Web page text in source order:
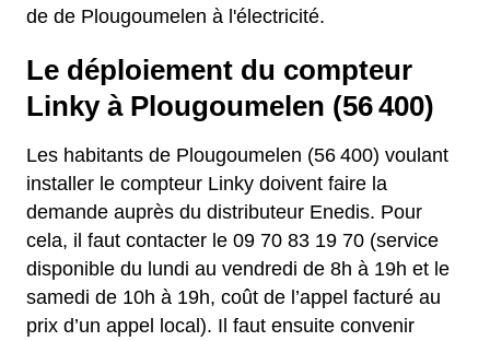
de de Plougoumelen à l'électricité.
Le déploiement du compteur
Linky à Plougoumelen (56 400)
Les habitants de Plougoumelen (56 400) voulant
installer le compteur Linky doivent faire la
demande auprès du distributeur Enedis. Pour
cela, il faut contacter le 09 70 83 19 70 (service
disponible du lundi au vendredi de 8h à 19h et le
samedi de 10h à 19h, coût de l’appel facturé au
prix d’un appel local). Il faut ensuite convenir